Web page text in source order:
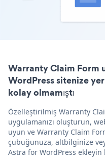
Warranty Claim Form
WordPress sitenize
kolay olmamıştı
Özelleştirilmiş Warranty
uygulamanızı oluşturun,
uyun ve Warranty Claim
çubuğunuza, altbilginize
Astra for WordPress ekleyin